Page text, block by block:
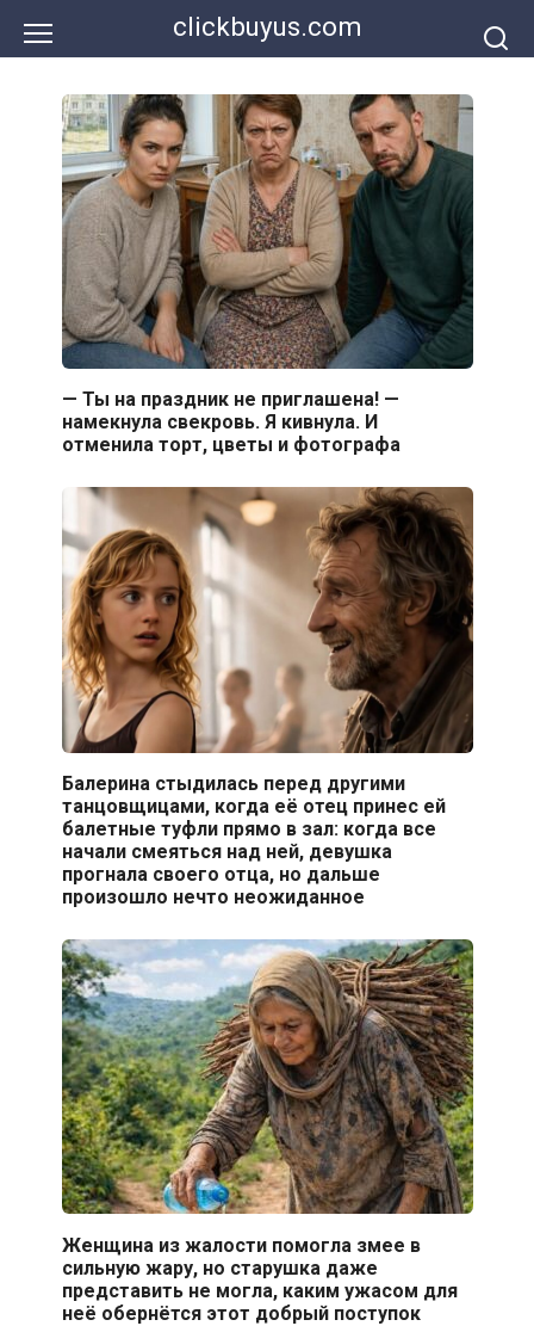
clickbuyus.com
— Ты на праздник не приглашена! —
намекнула свекровь. Я кивнула. И
отменила торт, цветы и фотографа
Балерина стыдилась перед другими
танцовщицами, когда её отец принес ей
балетные туфли прямо в зал: когда все
начали смеяться над ней, девушка
прогнала своего отца, но дальше
произошло нечто неожиданное
Женщина из жалости помогла змее в
сильную жару, но старушка даже
представить не могла, каким ужасом для
неё обернётся этот добрый поступок